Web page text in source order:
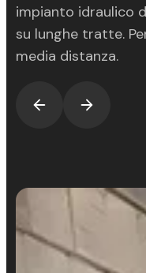
impianto idraulico
su lunghe tratte.
media distanza.